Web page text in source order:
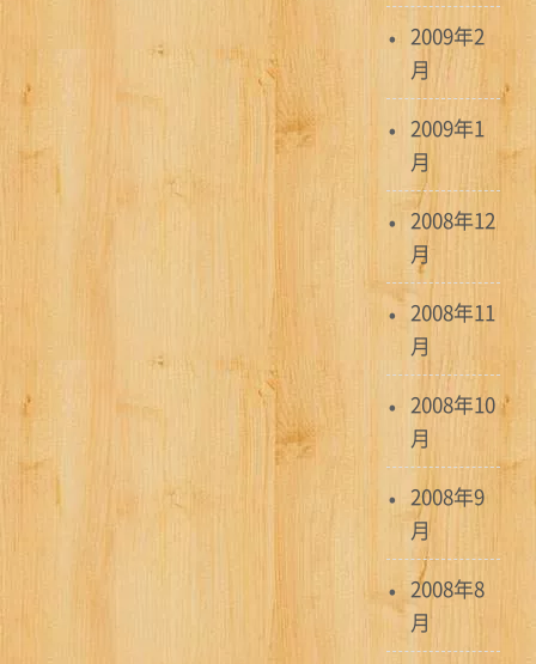
2009年2
月
2009年1
月
2008年12
月
2008年11
月
2008年10
月
2008年9
月
2008年8
月